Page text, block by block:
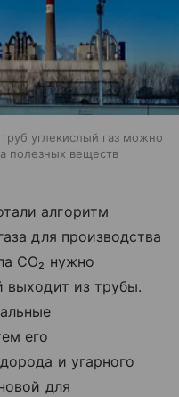
углекислый газ можно
полезных веществ
алгоритм
для производства
CO₂ нужно
выходит из трубы.
его
и угарного
для